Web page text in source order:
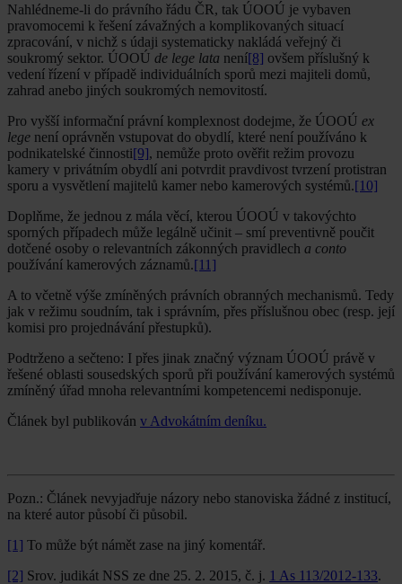
Nahlédneme-li do právního řádu ČR, tak ÚOOÚ je vybaven
pravomocemi k řešení závažných a komplikovaných situací
zpracování, v nichž s údaji systematicky nakládá veřejný či
soukromý sektor. ÚOOÚ de lege lata není[8] ovšem příslušný k
vedení řízení v případě individuálních sporů mezi majiteli domů,
zahrad anebo jiných soukromých nemovitostí.
Pro vyšší informační právní komplexnost dodejme, že ÚOOÚ ex
lege není oprávněn vstupovat do obydlí, které není používáno k
podnikatelské činnosti[9], nemůže proto ověřit režim provozu
kamery v privátním obydlí ani potvrdit pravdivost tvrzení protistran
sporu a vysvětlení majitelů kamer nebo kamerových systémů.[10]
Doplňme, že jednou z mála věcí, kterou ÚOOÚ v takovýchto
sporných případech může legálně učinit – smí preventivně poučit
dotčené osoby o relevantních zákonných pravidlech a conto
používání kamerových záznamů.[11]
A to včetně výše zmíněných právních obranných mechanismů. Tedy
jak v režimu soudním, tak i správním, přes příslušnou obec (resp. její
komisi pro projednávání přestupků).
Podtrženo a sečteno: I přes jinak značný význam ÚOOÚ právě v
řešené oblasti sousedských sporů při používání kamerových systémů
zmíněný úřad mnoha relevantními kompetencemi nedisponuje.
Článek byl publikován v Advokátním deníku.
Pozn.: Článek nevyjadřuje názory nebo stanoviska žádné z institucí,
na které autor působí či působil.
[1] To může být námět zase na jiný komentář.
[2] Srov. judikát NSS ze dne 25. 2. 2015, č. j. 1 As 113/2012-133.